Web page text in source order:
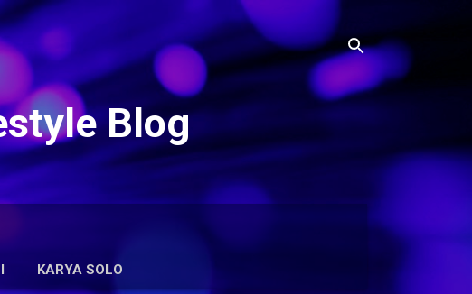
Blog
KARYA SOLO